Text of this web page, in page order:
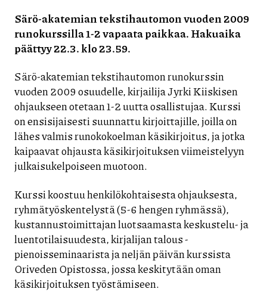
Särö-akatemian tekstihautomon vuoden 2009
runokurssilla 1-2 vapaata paikkaa. Hakuaika
päättyy 22.3. klo 23.59.
Särö-akatemian tekstihautomon runokurssin
vuoden 2009 osuudelle, kirjailija Jyrki Kiiskisen
ohjaukseen otetaan 1-2 uutta osallistujaa. Kurssi
on ensisijaisesti suunnattu kirjoittajille, joilla on
lähes valmis runokokoelman käsikirjoitus, ja jotka
kaipaavat ohjausta käsikirjoituksen viimeistelyyn
julkaisukelpoiseen muotoon.
Kurssi koostuu henkilökohtaisesta ohjauksesta,
ryhmätyöskentelystä (5-6 hengen ryhmässä),
kustannustoimittajan luotsaamasta keskustelu- ja
luentotilaisuudesta, kirjalijan talous -
pienoisseminaarista ja neljän päivän kurssista
Oriveden Opistossa, jossa keskitytään oman
käsikirjoituksen työstämiseen.